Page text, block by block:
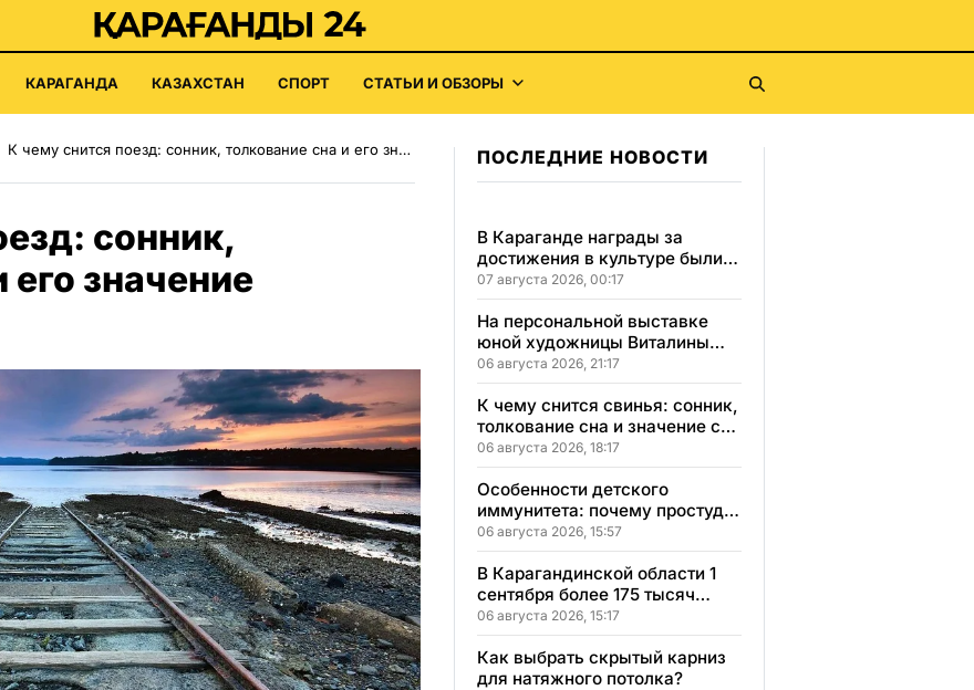
КАРАГАНДА КАЗАХСТАН СПОРТ СТАТЬИ И ОБЗОРЫ
К чему снится поезд: сонник, толкование сна и его значение
сонник,
его значение
ПОСЛЕДНИЕ НОВОСТИ
В Караганде награды за
достижения в культуре были
вручены 5 лауреатам
07 августа 2026, 00:17
На персональной выставке
юной художницы Виталины
представлено 156 работ
06 августа 2026, 21:17
К чему снится свинья: сонник,
толкование сна и значение сна
для вашей жизни
06 августа 2026, 18:17
Особенности детского
иммунитета: почему простуды
у детей протекают иначе и как
правильно им помогать
06 августа 2026, 15:57
В Карагандинской области 1
сентября более 175 тысяч
школьников начнут учебный
год
06 августа 2026, 15:17
Как выбрать скрытый карниз
для натяжного потолка?